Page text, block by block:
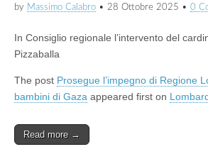
by Massimo Calabro • 28 Ottobre 2025 • 0
In Consiglio regionale l’intervento del
Pizzaballa
The post Prosegue l’impegno di Regione
bambini di Gaza appeared first on
Read more →